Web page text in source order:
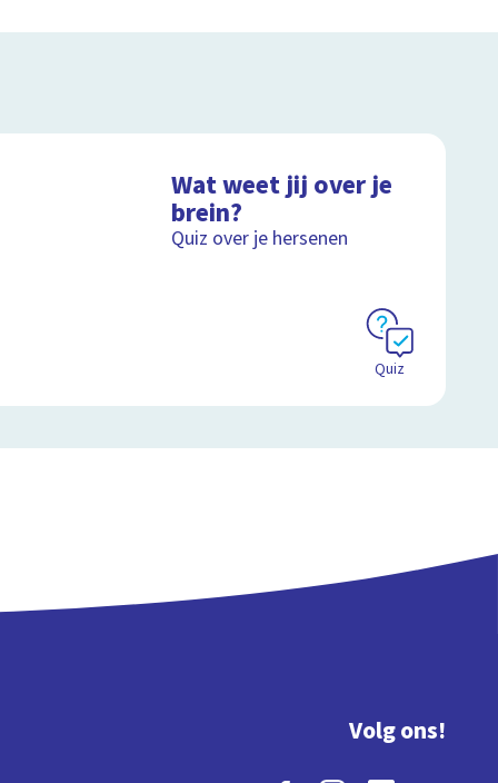
Wat weet jij over je
brein?
Quiz over je hersenen
Quiz
Volg ons!